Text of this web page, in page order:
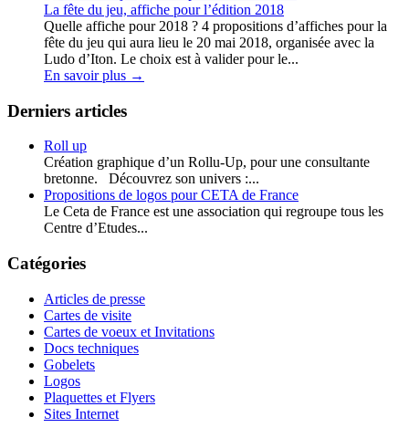
La fête du jeu, affiche pour l’édition 2018
Quelle affiche pour 2018 ? 4 propositions d’affiches pour la
fête du jeu qui aura lieu le 20 mai 2018, organisée avec la
Ludo d’Iton. Le choix est à valider pour le...
En savoir plus →
Derniers articles
Roll up
Création graphique d’un Rollu-Up, pour une consultante
bretonne. Découvrez son univers :...
Propositions de logos pour CETA de France
Le Ceta de France est une association qui regroupe tous les
Centre d’Etudes...
Catégories
Articles de presse
Cartes de visite
Cartes de voeux et Invitations
Docs techniques
Gobelets
Logos
Plaquettes et Flyers
Sites Internet